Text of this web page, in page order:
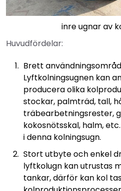
inre ugnar av
Huvudfördelar:
Brett
Lyftkolningsugnen kan
producera olika
stockar, palmträd, tall,
träbearbetningsrester,
kokosnötsskal, halm,
i denna kolningsugn.
Stort utbyte och enkel
lyftkolugn kan utrustas
tankar, därför kan kol